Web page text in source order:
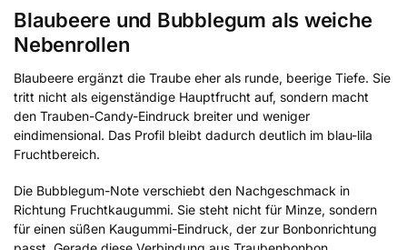
Blaubeere und Bubblegum als weiche
Nebenrollen
Blaubeere ergänzt die Traube eher als runde, beerige Tiefe. Sie
tritt nicht als eigenständige Hauptfrucht auf, sondern macht
den Trauben-Candy-Eindruck breiter und weniger
eindimensional. Das Profil bleibt dadurch deutlich im blau-lila
Fruchtbereich.
Die Bubblegum-Note verschiebt den Nachgeschmack in
Richtung Fruchtkaugummi. Sie steht nicht für Minze, sondern
für einen süßen Kaugummi-Eindruck, der zur Bonbonrichtung